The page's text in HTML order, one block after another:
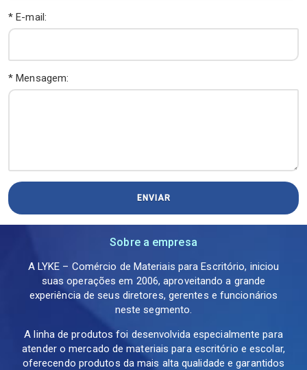
* E-mail:
* Mensagem:
ENVIAR
Sobre a empresa
A LYKE – Comércio de Materiais para Escritório, iniciou
suas operações em 2006, aproveitando a grande
experiência de seus diretores, gerentes e funcionários
neste segmento.
A linha de produtos foi desenvolvida especialmente para
atender o mercado de materiais para escritório e escolar,
oferecendo produtos da mais alta qualidade e garantidos